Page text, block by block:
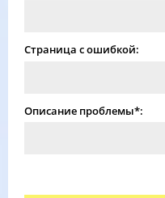
Страница с ошибкой:
Описание проблемы*: